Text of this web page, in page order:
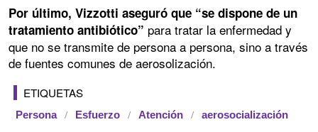
Por último, Vizzotti aseguró que “se dispone de un
tratamiento antibiótico” para tratar la enfermedad y
que no se transmite de persona a persona, sino a través
de fuentes comunes de aerosolización.
ETIQUETAS
Persona Esfuerzo Atención aerosocialización